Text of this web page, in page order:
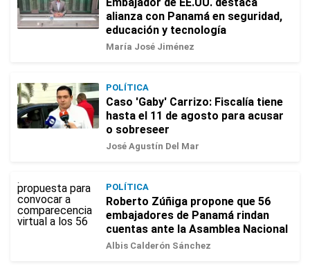
alianza con Panamá en seguridad,
educación y tecnología
María José Jiménez
POLÍTICA
Caso 'Gaby' Carrizo: Fiscalía tiene
hasta el 11 de agosto para acusar
o sobreseer
José Agustín Del Mar
POLÍTICA
Roberto Zúñiga propone que 56
embajadores de Panamá rindan
cuentas ante la Asamblea Nacional
Albis Calderón Sánchez